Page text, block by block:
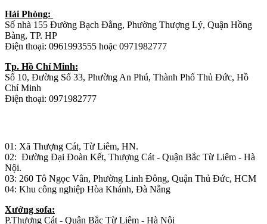
Hải Phòng:
Số nhà 155 Đường Bạch Đằng, Phường Thượng Lý, Quận Hồng
Bàng, TP. HP
Điện thoại: 0961993555 hoặc 0971982777
Tp. Hồ Chí Minh:
Số 10, Đường Số 33, Phường An Phú, Thành Phố Thủ Đức, Hồ
Chí Minh
Điện thoại: 0971982777
01: Xã Thượng Cát, Từ Liêm, HN.
02: Đường Đại Đoàn Kết, Thượng Cát - Quận Bắc Từ Liêm - Hà
Nội.
03: 260 Tô Ngọc Vân, Phường Linh Đông, Quận Thủ Đức, HCM
04: Khu công nghiệp Hòa Khánh, Đà Nẵng
Xưởng sofa:
P.Thượng Cát - Quận Bắc Từ Liêm - Hà Nội